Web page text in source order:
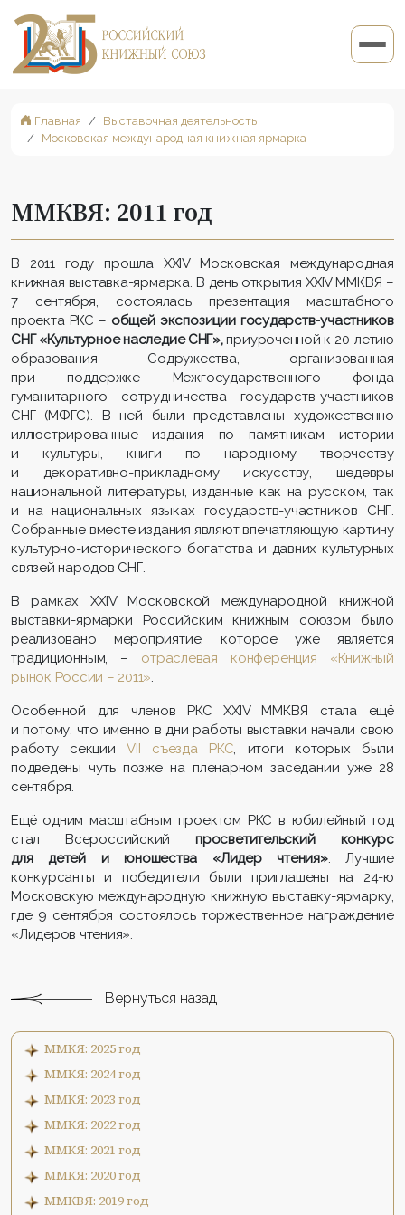
Главная
Выставочная деятельность
Московская международная книжная ярмарка
ММКВЯ: 2011 год
В 2011 году прошла XXIV Московская международная
книжная выставка-ярмарка. В день открытия XXIV ММКВЯ –
7 сентября, состоялась презентация масштабного
проекта РКС – общей экспозиции государств-участников
СНГ «Культурное наследие СНГ»,приуроченной к 20-летию
образования Содружества, организованная
при поддержке Межгосударственного фонда
гуманитарного сотрудничества государств-участников
СНГ (МФГС). В ней были представлены художественно
иллюстрированные издания по памятникам истории
и культуры, книги по народному творчеству
и декоративно-прикладному искусству, шедевры
национальной литературы, изданные как на русском, так
и на национальных языках государств-участников СНГ.
Собранные вместе издания являют впечатляющую картину
культурно-исторического богатства и давних культурных
связей народов СНГ.
В рамках XXIV Московской международной книжной
выставки-ярмарки Российским книжным союзом было
реализовано мероприятие, которое уже является
традиционным, – отраслевая конференция «Книжный
рынок России – 2011».
Особенной для членов РКС XXIV ММКВЯ стала ещё
и потому, что именно в дни работы выставки начали свою
работу секцииVII съезда РКС, итоги которых были
подведены чуть позже на пленарном заседании уже 28
сентября.
Ещё одним масштабным проектом РКС в юбилейный год
стал Всероссийский просветительский конкурс
для детей и юношества «Лидер чтения». Лучшие
конкурсанты и победители были приглашены на 24-ю
Московскую международную книжную выставку-ярмарку,
где 9 сентября состоялось торжественное награждение
«Лидеров чтения».
Вернуться назад
ММКЯ: 2025 год
ММКЯ: 2024 год
ММКЯ: 2023 год
ММКЯ: 2022 год
ММКЯ: 2021 год
ММКЯ: 2020 год
ММКВЯ: 2019 год